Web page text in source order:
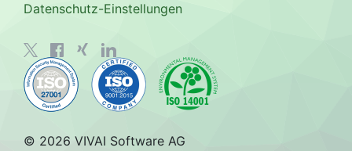
Datenschutz-Einstellungen
© 2026 VIVAI Software AG